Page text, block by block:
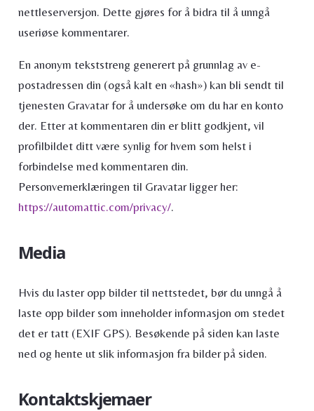
nettleserversjon. Dette gjøres for å bidra til å unngå
useriøse kommentarer.
En anonym tekststreng generert på grunnlag av e-
postadressen din (også kalt en «hash») kan bli sendt til
tjenesten Gravatar for å undersøke om du har en konto
der. Etter at kommentaren din er blitt godkjent, vil
profilbildet ditt være synlig for hvem som helst i
forbindelse med kommentaren din.
Personvernerklæringen til Gravatar ligger her:
https://automattic.com/privacy/.
Media
Hvis du laster opp bilder til nettstedet, bør du unngå å
laste opp bilder som inneholder informasjon om stedet
det er tatt (EXIF GPS). Besøkende på siden kan laste
ned og hente ut slik informasjon fra bilder på siden.
Kontaktskjemaer